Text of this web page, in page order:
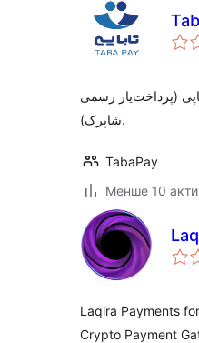
(پرداخت‌یار رسمی
شاپرک).
TabaPay
Менше 10
Laqira Payments
Crypto Payment